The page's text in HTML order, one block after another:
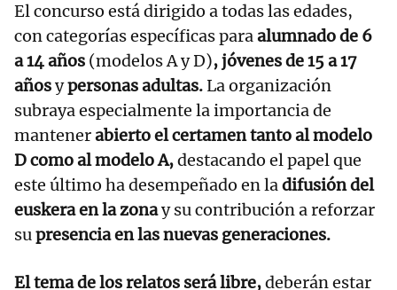
El concurso está dirigido a todas las edades,
con categorías específicas paraalumnado de 6
a 14 años (modelos A y D), jóvenes de 15 a 17
añosypersonas adultas.La organización
subraya especialmente la importancia de
mantenerabierto el certamen tanto al modelo
D como al modelo A,destacando el papel que
este último ha desempeñado en ladifusión del
euskera en la zonay su contribución a reforzar
supresencia en las nuevas generaciones.
El tema de los relatos será libre,deberán estar